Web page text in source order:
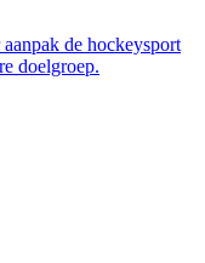
de hockeysport
doelgroep.